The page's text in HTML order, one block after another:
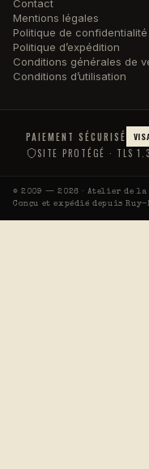
Contact
Mentions légales
Politique de confidentialité
Politique d’expédition
Conditions générales de
Conditions d’utilisation
PAIEMENT SÉCURISÉ
SITE PROTÉGÉ · TLS
© 2009 — 2026 · Atelier de la
Conçu et expédié depuis